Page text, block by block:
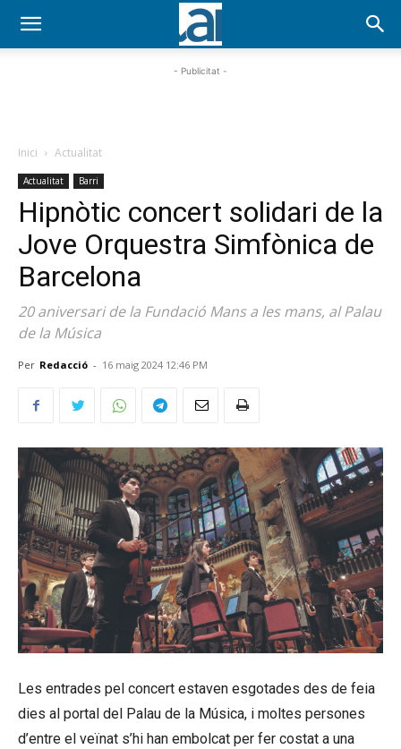
- Publicitat -
Inici Actualitat
Actualitat Barri
Hipnòtic concert solidari de la
Jove Orquestra Simfònica de
Barcelona
20 aniversari de la Fundació Mans a les mans, al Palau
de la Música
Per Redacció - 16 maig 2024 12:46 PM
Les entrades pel concert estaven esgotades des de feia
dies al portal del Palau de la Música, i moltes persones
d’entre el veïnat s’hi han embolcat per fer costat a una